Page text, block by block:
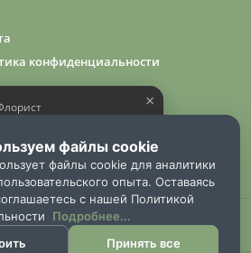
конфиденциальности
×
файлы cookie
файлы cookie для аналитики
опыта. Оставаясь
с нашей Политикой
Подробнее...
Принять все